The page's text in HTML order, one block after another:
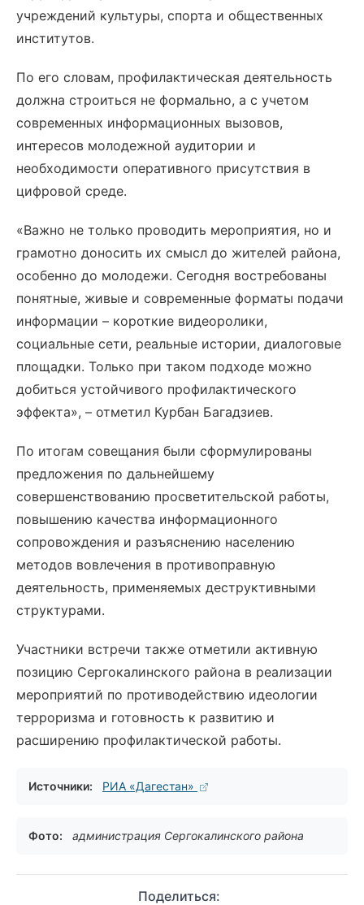
учреждений культуры, спорта и общественных
институтов.
По его словам, профилактическая деятельность
должна строиться не формально, а с учетом
современных информационных вызовов,
интересов молодежной аудитории и
необходимости оперативного присутствия в
цифровой среде.
«Важно не только проводить мероприятия, но и
грамотно доносить их смысл до жителей района,
особенно до молодежи. Сегодня востребованы
понятные, живые и современные форматы подачи
информации – короткие видеоролики,
социальные сети, реальные истории, диалоговые
площадки. Только при таком подходе можно
добиться устойчивого профилактического
эффекта», – отметил Курбан Багадзиев.
По итогам совещания были сформулированы
предложения по дальнейшему
совершенствованию просветительской работы,
повышению качества информационного
сопровождения и разъяснению населению
методов вовлечения в противоправную
деятельность, применяемых деструктивными
структурами.
Участники встречи также отметили активную
позицию Сергокалинского района в реализации
мероприятий по противодействию идеологии
терроризма и готовность к развитию и
расширению профилактической работы.
Источники: РИА «Дагестан»
Фото: администрация Сергокалинского района
Поделиться: